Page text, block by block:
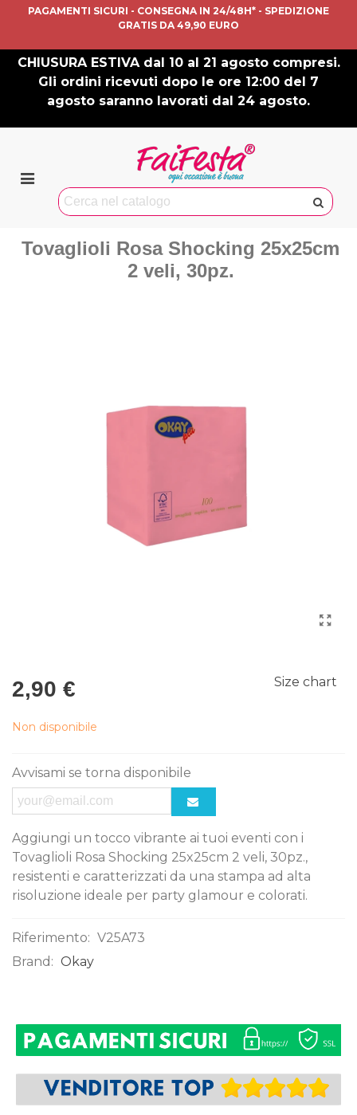
PAGAMENTI SICURI - CONSEGNA IN 24/48H* - SPEDIZIONE
GRATIS DA 49,90 EURO
CHIUSURA ESTIVA dal 10 al 21 agosto compresi.
Gli ordini ricevuti dopo le ore 12:00 del 7
agosto saranno lavorati dal 24 agosto.
Tovaglioli Rosa Shocking 25x25cm
2 veli, 30pz.
2,90 € Size chart
Non disponibile
Avvisami se torna disponibile
Aggiungi un tocco vibrante ai tuoi eventi con i
Tovaglioli Rosa Shocking 25x25cm 2 veli, 30pz.,
resistenti e caratterizzati da una stampa ad alta
risoluzione ideale per party glamour e colorati.
Riferimento: V25A73
Brand: Okay